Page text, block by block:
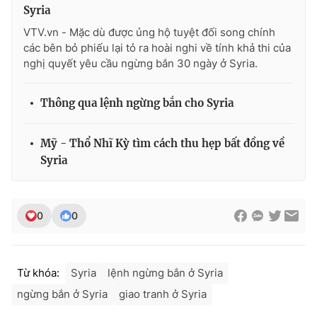
THỜI BÁO VTV
Theo dõi báo trên
Giấy phép hoạt động báo in và báo điện tử số 483/GP-BTTTT
cấp ngày 29/12/2023
Phó Tổng Biên tập:
Nguyễn Thị Mỹ Hạnh, Phạm Quốc Thắng,
Tổng đài VTV:
024.38 355 931 - 024.38 355 932
Syria
VTV.vn - Mặc dù được ủng hộ tuyệt đối song chính
các bên bỏ phiếu lại tỏ ra hoài nghi về tính khả thi của
nghị quyết yêu cầu ngừng bắn 30 ngày ở Syria.
Thông qua lệnh ngừng bắn cho Syria
Mỹ - Thổ Nhĩ Kỳ tìm cách thu hẹp bất đồng về
Syria
0 0
Từ khóa: Syria
lệnh ngừng bắn ở Syria
ngừng bắn ở Syria
giao tranh ở Syria